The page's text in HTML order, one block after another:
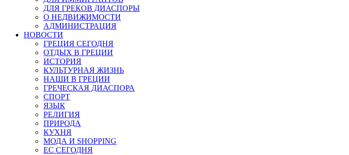
ДЛЯ ГРЕКОВ ДИАСПОРЫ
О НЕДВИЖИМОСТИ
АДМИНИСТРАЦИЯ
НОВОСТИ
ГРЕЦИЯ СЕГОДНЯ
ОТДЫХ В ГРЕЦИИ
ИСТОРИЯ
КУЛЬТУРНАЯ ЖИЗНЬ
НАШИ В ГРЕЦИИ
ГРЕЧЕСКАЯ ДИАСПОРА
СПОРТ
ЯЗЫК
РЕЛИГИЯ
ПРИРОДА
КУХНЯ
МОДА И SHOPPING
ЕС СЕГОДНЯ